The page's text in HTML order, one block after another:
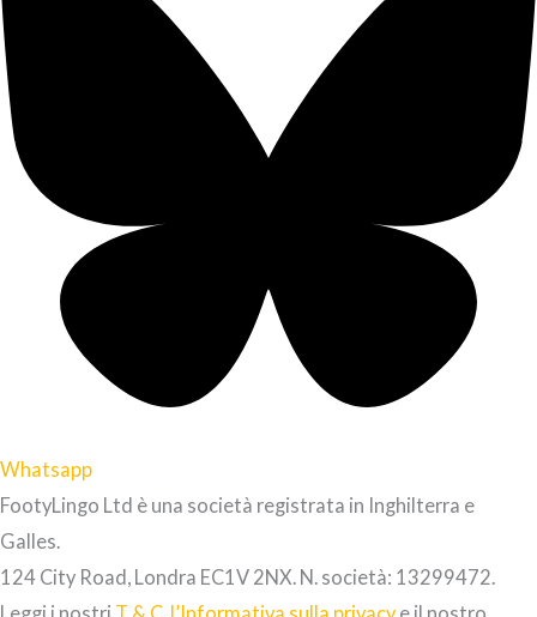
Whatsapp
FootyLingo Ltd è una società registrata in Inghilterra e
Galles.
124 City Road, Londra EC1V 2NX. N. società: 13299472.
Leggi i nostri T & C l’Informativa sulla privacy e il nostro